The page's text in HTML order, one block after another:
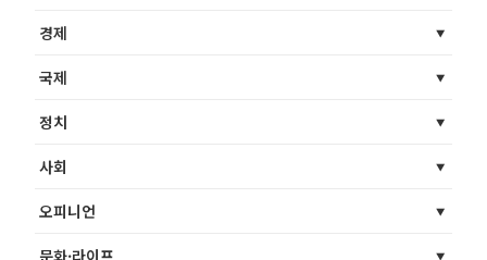
경제
국제
정치
사회
오피니언
문화·라이프